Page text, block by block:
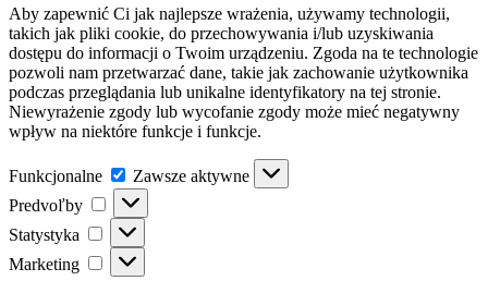
Aby zapewnić Ci jak najlepsze wrażenia, używamy technologii,
takich jak pliki cookie, do przechowywania i/lub uzyskiwania
dostępu do informacji o Twoim urządzeniu. Zgoda na te technologie
pozwoli nam przetwarzać dane, takie jak zachowanie użytkownika
podczas przeglądania lub unikalne identyfikatory na tej stronie.
Niewyrażenie zgody lub wycofanie zgody może mieć negatywny
wpływ na niektóre funkcje i funkcje.
Funkcjonalne Funkcjonalne
Zawsze aktywne
Predvoľby
Predvoľby
Statystyka Statystyka
Marketing Marketing